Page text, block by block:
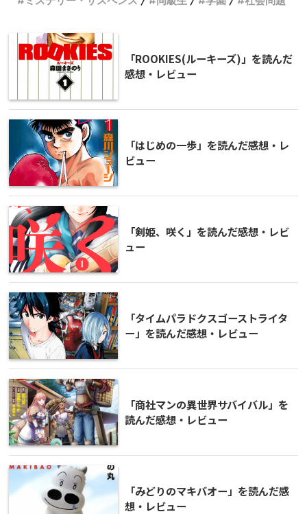
「ROOKIES(ルーキーズ)」を読んだ
感想・レビュー
「はじめの一歩」を読んだ感想・レ
ビュー
「剣姫、咲く」を読んだ感想・レビ
ュー
「タイムパラドクスゴーストライタ
ー」を読んだ感想・レビュー
「商社マンの異世界サバイバル」を
読んだ感想・レビュー
「みどりのマキバオー」を読んだ感
想・レビュー